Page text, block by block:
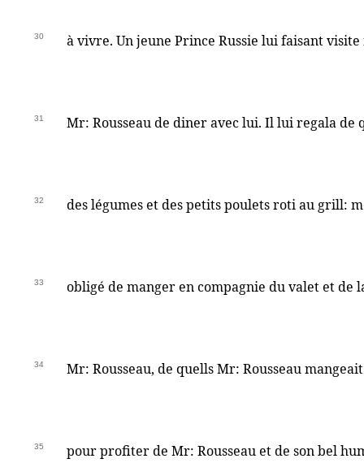
30 à vivre. Un jeune Prince Russie lui faisant
31 Mr: Rousseau de diner avec lui. Il lui regala de
32 des légumes et des petits poulets roti au grill:
33 obligé de manger en compagnie du valet et de
34 Mr: Rousseau, de quells Mr: Rousseau
35 pour profiter de Mr: Rousseau et de son bel